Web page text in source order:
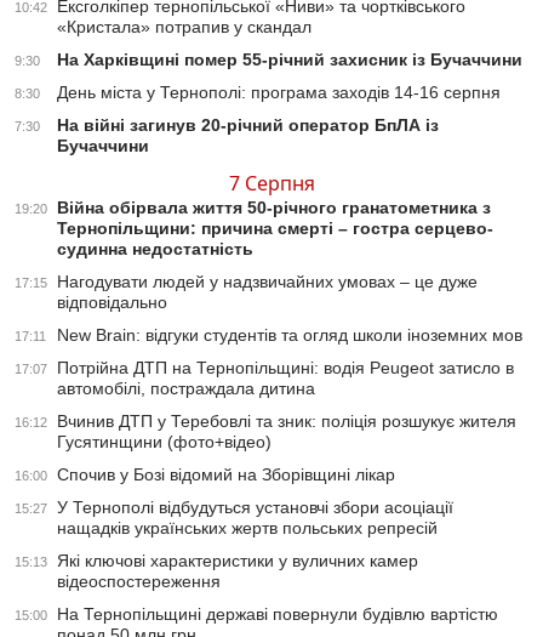
10:42
Ексголкіпер тернопільської «Ниви» та чортківського
«Кристала» потрапив у скандал
9:30 На Харківщині помер 55-річний захисник із Бучаччини
8:30 День міста у Тернополі: програма заходів 14-16 серпня
7:30
На війні загинув 20-річний оператор БпЛА із
Бучаччини
7 Серпня
19:20
Війна обірвала життя 50-річного гранатометника з
Тернопільщини: причина смерті – гостра серцево-
судинна недостатність
17:15
Нагодувати людей у надзвичайних умовах – це дуже
відповідально
17:11 New Brain: відгуки студентів та огляд школи іноземних мов
17:07
Потрійна ДТП на Тернопільщині: водія Peugeot затисло в
автомобілі, постраждала дитина
16:12
Вчинив ДТП у Теребовлі та зник: поліція розшукує жителя
Гусятинщини (фото+відео)
16:00 Спочив у Бозі відомий на Зборівщині лікар
15:27
У Тернополі відбудуться установчі збори асоціації
нащадків українських жертв польських репресій
15:13
Які ключові характеристики у вуличних камер
відеоспостереження
15:00
На Тернопільщині державі повернули будівлю вартістю